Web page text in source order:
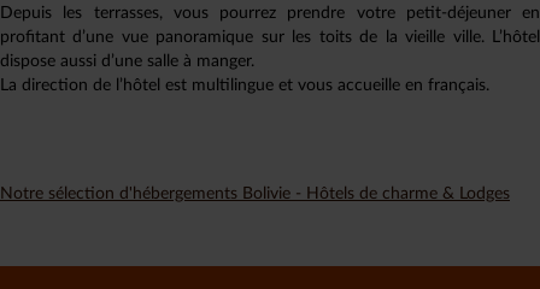
Depuis les terrasses, vous pourrez prendre votre petit-déjeuner en
profitant d’une vue panoramique sur les toits de la vieille ville. L’hôtel
dispose aussi d’une salle à manger.
La direction de l’hôtel est multilingue et vous accueille en français.
Notre sélection d'hébergements Bolivie - Hôtels de charme & Lodges